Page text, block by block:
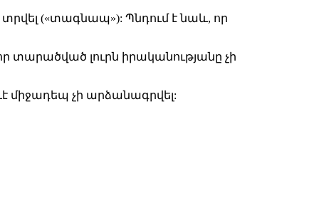
տրվել («տագնապ»): Պնդում է նաև, որ
տարածված լուրն իրականությանը չի
միջադեպ չի արձանագրվել: